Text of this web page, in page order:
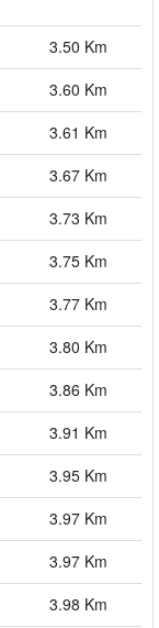
3.50 Km
3.60 Km
3.61 Km
3.67 Km
3.73 Km
3.75 Km
3.77 Km
3.80 Km
3.86 Km
3.91 Km
3.95 Km
3.97 Km
3.97 Km
3.98 Km